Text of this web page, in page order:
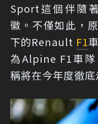
Sport這個伴隨
徽。不僅如此，
下的Renault F1
為Alpine F1車
稱將在今年度徹底